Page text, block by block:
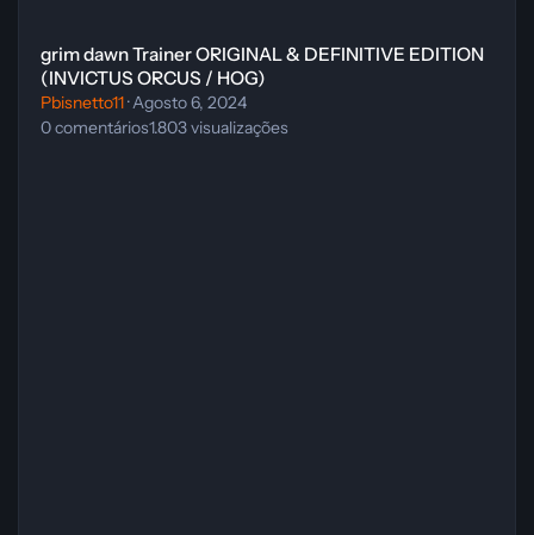
grim dawn Trainer ORIGINAL & DEFINITIVE EDITION
(INVICTUS ORCUS / HOG)
Pbisnetto11·Agosto 6, 2024
0comentários1.803visualizações